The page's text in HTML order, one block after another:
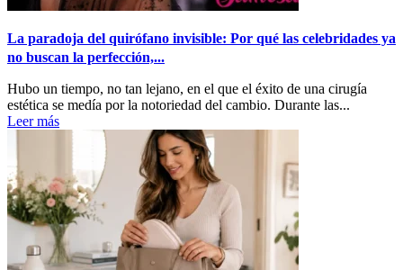
La paradoja del quirófano invisible: Por qué las celebridades ya
no buscan la perfección,...
Hubo un tiempo, no tan lejano, en el que el éxito de una cirugía
estética se medía por la notoriedad del cambio. Durante las...
Leer más